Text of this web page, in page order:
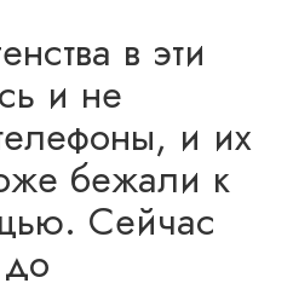
в эти
и не
и их
бежали к
Сейчас